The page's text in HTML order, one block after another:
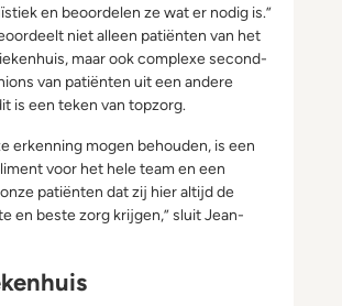
en beoordelen ze wat er nodig is.”
niet alleen patiënten van het
maar ook complexe second-
van patiënten uit een andere
is een teken van topzorg.
erkenning mogen behouden, is een
voor het hele team en een
patiënten dat zij hier altijd de
en beste zorg krijgen,” sluit Jean-